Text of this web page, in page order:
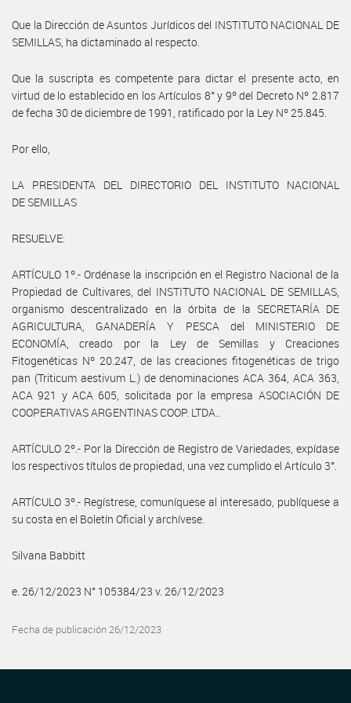
Que la Dirección de Asuntos Jurídicos del INSTITUTO NACIONAL DE
SEMILLAS, ha dictaminado al respecto.
Que la suscripta es competente para dictar el presente acto, en
virtud de lo establecido en los Artículos 8° y 9º del Decreto Nº 2.817
de fecha 30 de diciembre de 1991, ratificado por la Ley Nº 25.845.
Por ello,
LA PRESIDENTA DEL DIRECTORIO DEL INSTITUTO NACIONAL
DE SEMILLAS
RESUELVE:
ARTÍCULO 1º.- Ordénase la inscripción en el Registro Nacional de la
Propiedad de Cultivares, del INSTITUTO NACIONAL DE SEMILLAS,
organismo descentralizado en la órbita de la SECRETARÍA DE
AGRICULTURA, GANADERÍA Y PESCA del MINISTERIO DE
ECONOMÍA, creado por la Ley de Semillas y Creaciones
Fitogenéticas Nº 20.247, de las creaciones fitogenéticas de trigo
pan (Triticum aestivum L.) de denominaciones ACA 364, ACA 363,
ACA 921 y ACA 605, solicitada por la empresa ASOCIACIÓN DE
COOPERATIVAS ARGENTINAS COOP. LTDA..
ARTÍCULO 2º.- Por la Dirección de Registro de Variedades, expídase
los respectivos títulos de propiedad, una vez cumplido el Artículo 3°.
ARTÍCULO 3º.- Regístrese, comuníquese al interesado, publíquese a
su costa en el Boletín Oficial y archívese.
Silvana Babbitt
e. 26/12/2023 N° 105384/23 v. 26/12/2023
Fecha de publicación 26/12/2023